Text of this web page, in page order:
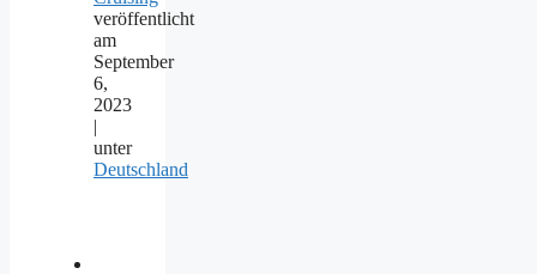
veröffentlicht
am
September
6,
2023
|
unter
Deutschland